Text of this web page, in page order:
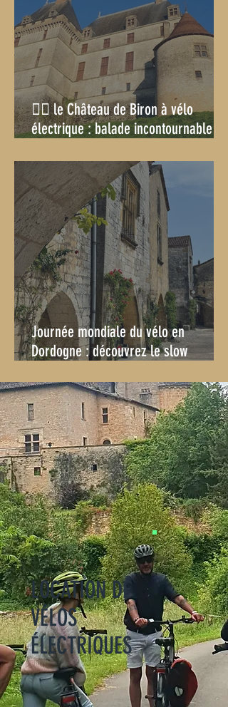
🚴‍♂️ le Château de Biron à vélo
électrique : balade incontournable
Journée mondiale du vélo en
Dordogne : découvrez le slow
LOCATION DE
VÉLOS
ÉLECTRIQUES